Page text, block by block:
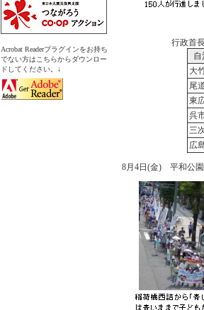
Acrobat Readerプラグインをお持ち
でない方はこちらからダウンロー
ドしてください。↓
行政首
自
大
尾
東
呉
三
広
8月4日(金) 平和公